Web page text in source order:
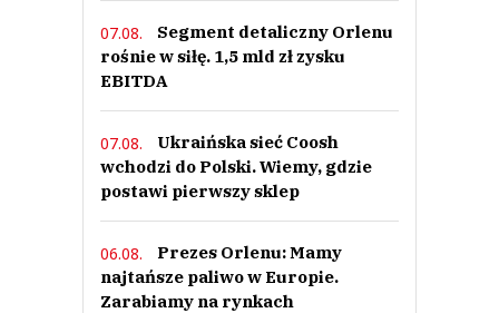
07.08.
Segment detaliczny Orlenu
rośnie w siłę. 1,5 mld zł zysku
EBITDA
07.08.
Ukraińska sieć Coosh
wchodzi do Polski. Wiemy, gdzie
postawi pierwszy sklep
06.08.
Prezes Orlenu: Mamy
najtańsze paliwo w Europie.
Zarabiamy na rynkach